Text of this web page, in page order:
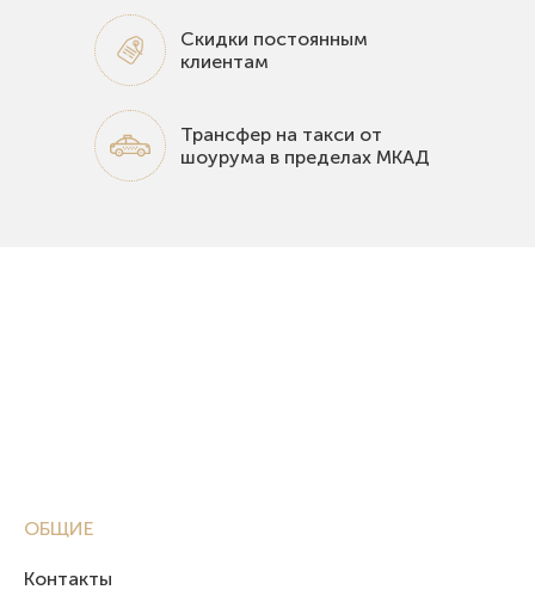
Скидки постоянным
клиентам
Трансфер на такси от
шоурума в пределах МКАД
ОБЩИЕ
Контакты